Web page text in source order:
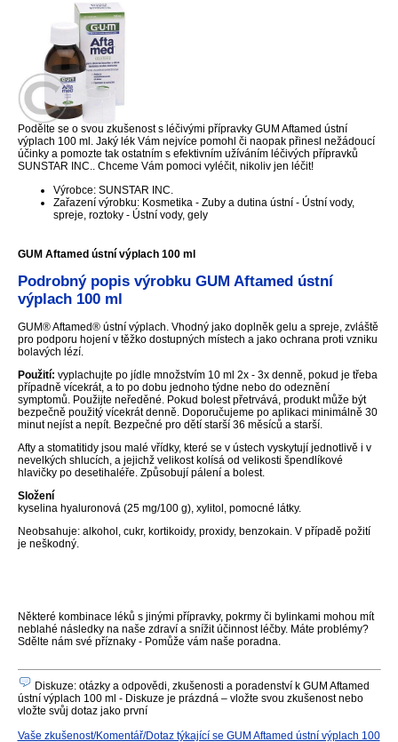
Podělte se o svou zkušenost s léčivými přípravky GUM Aftamed ústní
výplach 100 ml. Jaký lék Vám nejvíce pomohl či naopak přinesl nežádoucí
účinky a pomozte tak ostatním s efektivním užíváním léčivých přípravků
SUNSTAR INC.. Chceme Vám pomoci vyléčit, nikoliv jen léčit!
Výrobce: SUNSTAR INC.
Zařazení výrobku: Kosmetika - Zuby a dutina ústní - Ústní vody,
spreje, roztoky - Ústní vody, gely
GUM Aftamed ústní výplach 100 ml
Podrobný popis výrobku GUM Aftamed ústní
výplach 100 ml
GUM® Aftamed® ústní výplach. Vhodný jako doplněk gelu a spreje, zvláště
pro podporu hojení v těžko dostupných místech a jako ochrana proti vzniku
bolavých lézí.
Použití: vyplachujte po jídle množstvím 10 ml 2x - 3x denně, pokud je třeba
případně vícekrát, a to po dobu jednoho týdne nebo do odeznění
symptomů. Použijte neředěné. Pokud bolest přetrvává, produkt může být
bezpečně použitý vícekrát denně. Doporučujeme po aplikaci minimálně 30
minut nejíst a nepít. Bezpečné pro dětí starší 36 měsíců a starší.
Afty a stomatitidy jsou malé vřídky, které se v ústech vyskytují jednotlivě i v
nevelkých shlucích, a jejichž velikost kolísá od velikosti špendlíkové
hlavičky po desetihaléře. Způsobují pálení a bolest.
Složení
kyselina hyaluronová (25 mg/100 g), xylitol, pomocné látky.
Neobsahuje: alkohol, cukr, kortikoidy, proxidy, benzokain. V případě požití
je neškodný.
Některé kombinace léků s jinými přípravky, pokrmy či bylinkami mohou mít
neblahé následky na naše zdraví a snížit účinnost léčby. Máte problémy?
Sdělte nám své příznaky - Pomůže vám naše poradna.
Diskuze: otázky a odpovědi, zkušenosti a poradenství k GUM Aftamed
ústní výplach 100 ml - Diskuze je prázdná – vložte svou zkušenost nebo
vložte svůj dotaz jako první
Vaše zkušenost/Komentář/Dotaz týkající se GUM Aftamed ústní výplach 100